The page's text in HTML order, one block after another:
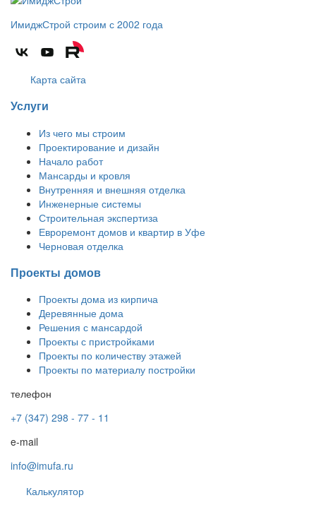
ИмиджСтрой строим с 2002 года
Карта сайта
Услуги
Из чего мы строим
Проектирование и дизайн
Начало работ
Мансарды и кровля
Внутренняя и внешняя отделка
Инженерные системы
Строительная экспертиза
Евроремонт домов и квартир в Уфе
Черновая отделка
Проекты домов
Проекты дома из кирпича
Деревянные дома
Решения с мансардой
Проекты с пристройками
Проекты по количеству этажей
Проекты по материалу постройки
телефон
+7 (347) 298 - 77 - 11
e-mail
info@imufa.ru
Калькулятор